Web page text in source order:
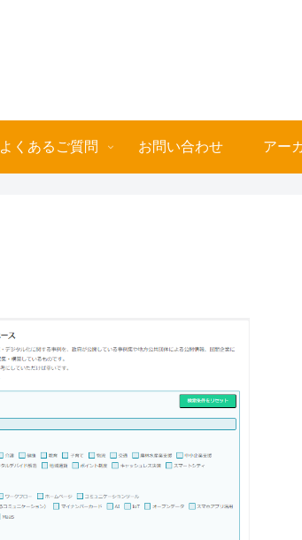
よくあるご質問 お問い合わせ アー